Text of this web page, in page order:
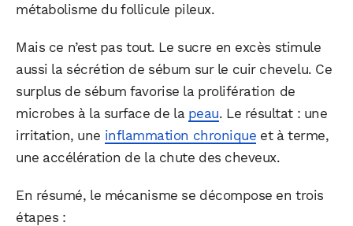
métabolisme du follicule pileux.
Mais ce n’est pas tout. Le sucre en excès stimule
aussi la sécrétion de sébum sur le cuir chevelu. Ce
surplus de sébum favorise la prolifération de
microbes à la surface de la peau. Le résultat : une
irritation, une inflammation chronique et à terme,
une accélération de la chute des cheveux.
En résumé, le mécanisme se décompose en trois
étapes :